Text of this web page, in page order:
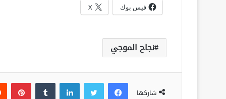
فيس بوك X
نجاح الموجي
شاركها
فيسبوك لينكدإن بينتيريست